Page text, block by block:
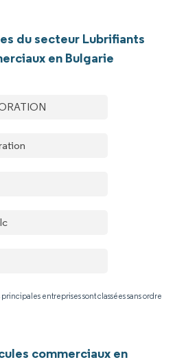
du secteur Lubrifiants
en Bulgarie
entreprises sont classées sans ordre
commerciaux en